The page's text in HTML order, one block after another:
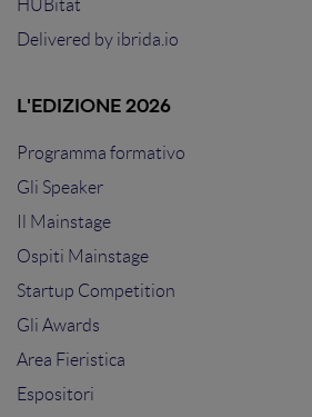
HUBitat
Delivered by ibrida.io
L'EDIZIONE 2026
Programma formativo
Gli Speaker
Il Mainstage
Ospiti Mainstage
Startup Competition
Gli Awards
Area Fieristica
Espositori